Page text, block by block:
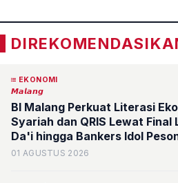
EKONOMI
𝙈𝙖𝙡𝙖𝙣𝙜
BI Malang Perkuat Literasi
Syariah dan QRIS Lewat Final
Da'i hingga Bankers Idol
2026
01 AGUSTUS 2026